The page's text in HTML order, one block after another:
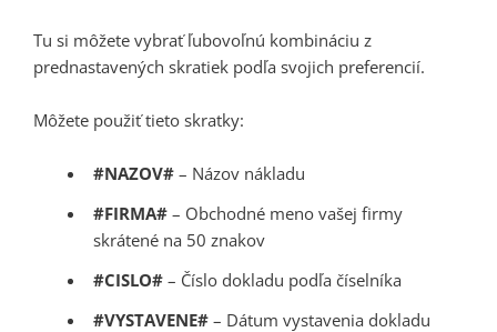
Tu si môžete vybrať ľubovoľnú kombináciu z
prednastavených skratiek podľa svojich preferencií.
Môžete použiť tieto skratky:
#NAZOV# – Názov nákladu
#FIRMA# – Obchodné meno vašej firmy
skrátené na 50 znakov
#CISLO# – Číslo dokladu podľa číselníka
#VYSTAVENE# – Dátum vystavenia dokladu